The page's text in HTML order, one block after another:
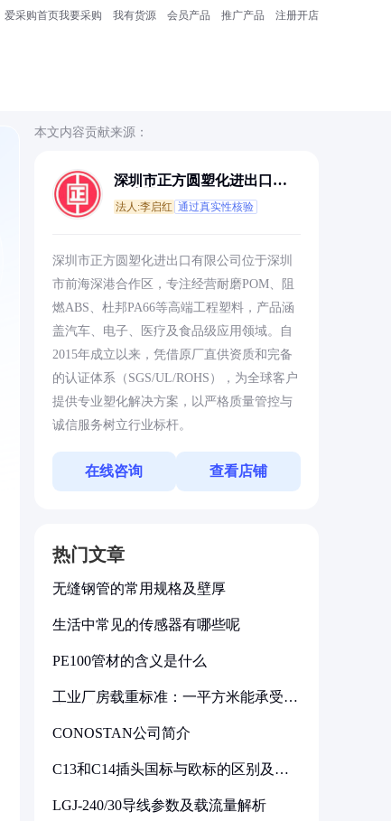
爱采购首页我要采购 我有货源 会员产品 推广产品 注册开店
本文内容贡献来源：
深圳市正方圆塑化进出口有
法人:李启红 通过真实性核验
深圳市正方圆塑化进出口有限公司位于深圳
市前海深港合作区，专注经营耐磨POM、阻
燃ABS、杜邦PA66等高端工程塑料，产品涵
盖汽车、电子、医疗及食品级应用领域。自
2015年成立以来，凭借原厂直供资质和完备
的认证体系（SGS/UL/ROHS），为全球客户
提供专业塑化解决方案，以严格质量管控与
诚信服务树立行业标杆。
在线咨询 查看店铺
热门文章
无缝钢管的常用规格及壁厚
生活中常见的传感器有哪些呢
PE100管材的含义是什么
工业厂房载重标准：一平方米能承受多
CONOSTAN公司简介
C13和C14插头国标与欧标的区别及其
LGJ-240/30导线参数及载流量解析